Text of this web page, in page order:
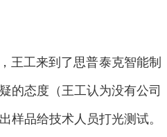
王工来到了思普泰克智能制
的态度（王工认为没有公司
样品给技术人员打光测试。